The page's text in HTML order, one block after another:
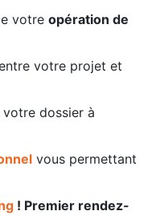
votre opération de
votre projet et
dossier à
vous permettant
! Premier rendez-